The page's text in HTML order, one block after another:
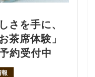
さを手に、
茶席体験」
約受付中
報